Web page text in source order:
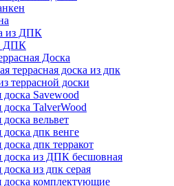
из ДПК
ДПК
Доска
террасная доска из дпк
террасной доски
доска Savewood
доска TalverWood
доска вельвет
доска дпк венге
доска дпк терракот
доска из ДПК бесшовная
доска из дпк серая
доска комплектующие